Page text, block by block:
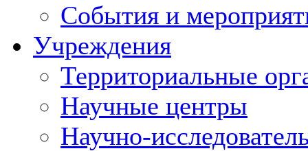
События и
Учреждения
Территориальные
Научные центры
Научно-